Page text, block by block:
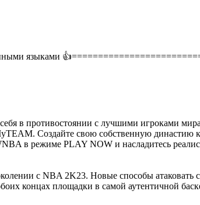
языками 👍
в противостоянии с лучшими игроками
Создайте свою собственную династию
в режиме PLAY NOW и насладитесь
с NBA 2K23. Новые способы
концах площадки в самой аутентичной